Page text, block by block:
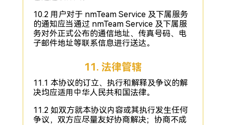
10.2 用户对于 nmTeam Service 及下属服务
的通知应当通过 nmTeam Service 及下属服
务对外正式公布的通信地址、传真号码、电
子邮件地址等联系信息进行送达。
11. 法律管辖
11.1 本协议的订立、执行和解释及争议的解
决均应适用中华人民共和国法律。
11.2 如双方就本协议内容或其执行发生任何
争议，双方应尽量友好协商解决；协商不成